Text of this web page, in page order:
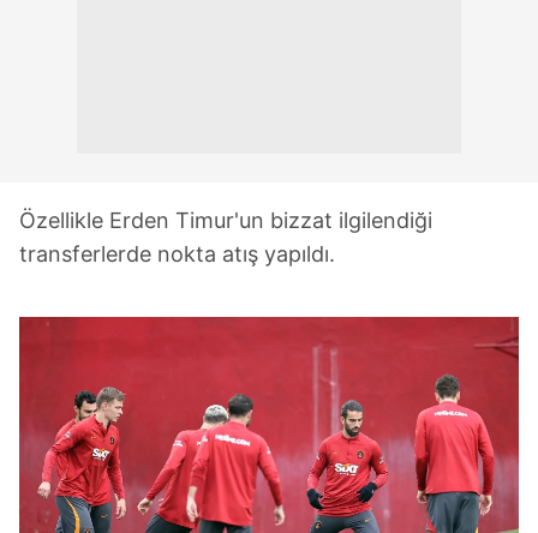
Özellikle Erden Timur'un bizzat ilgilendiği
transferlerde nokta atış yapıldı.